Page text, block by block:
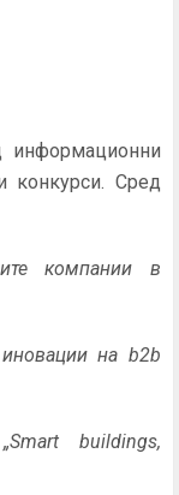
информационни
конкурси. Сред
компании в
на b2b
buildings,